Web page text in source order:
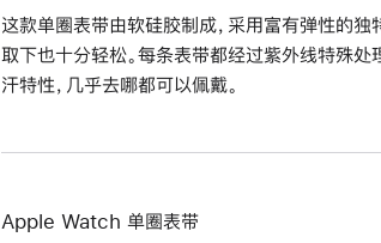
这款单圈表带由软硅胶制成，采用富有弹性的独
取下也十分轻松。每条表带都经过紫外线特殊处
汗特性，几乎去哪都可以佩戴。
Apple Watch 单圈表带